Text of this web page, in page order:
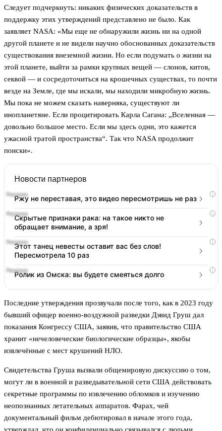
Следует подчеркнуть: никаких физических доказательств в
поддержку этих утверждений представлено не было. Как
заявляет NASA: «Мы еще не обнаружили жизнь ни на одной
другой планете и не видели научно обоснованных доказательств
существования внеземной жизни. Но если подумать о жизни на
этой планете, выйти за рамки крупных вещей — слонов, китов,
секвой — и сосредоточиться на крошечных существах, то почти
везде на Земле, где мы искали, мы находили микробную жизнь.
Мы пока не можем сказать наверняка, существуют ли
инопланетяне. Если процитировать Карла Сагана: „Вселенная —
довольно большое место. Если мы здесь одни, это кажется
ужасной тратой пространства“. Так что NASA продолжит
поиски».
Новости партнеров
i
Ржу не переставая, это видео пересмотришь не раз
i
Скрытые признаки рака: на такое никто не
обращает внимание, а зря!
i
Этот танец невесты оставит вас без слов!
Пересмотрела 10 раз
i
Ролик из Омска: вы будете смеяться долго
Последние утверждения прозвучали после того, как в 2023 году
бывший офицер военно-воздужной разведки Дэвид Груш дал
показания Конгрессу США, заявив, что правительство США
хранит «нечеловеческие биологические образцы», якобы
извлечённые с мест крушений НЛО.
Свидетельства Груша вызвали общемировую дискуссию о том,
могут ли в военной и разведывательной сети США действовать
секретные программы по извлечению обломков и изучению
неопознанных летательных аппаратов. Фарах, чей
документальный фильм дебютировал в начале этого года,